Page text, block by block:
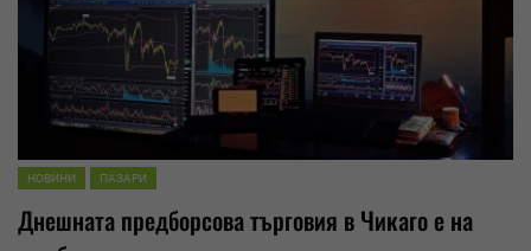
НОВИНИ ПАЗАРИ
Днешната предборсова търговия в Чикаго е на